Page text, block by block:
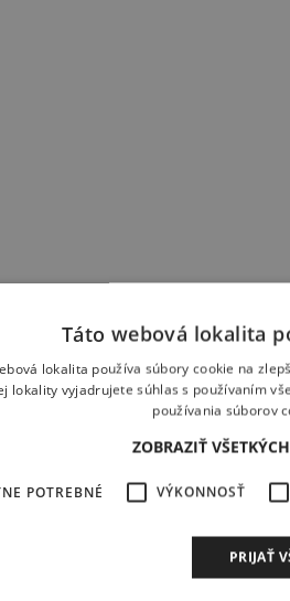
predplatnému Windsurfer &
Táto webová lokalita
lokalita používa súbory cookie na
lokality vyjadrujete súhlas s používaním
používania súborov
ZOBRAZIŤ
POTREBNÉ VÝKONNOSŤ
PRIJAŤ